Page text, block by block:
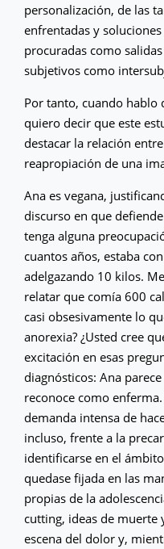
personalización, de las
enfrentadas y
procuradas como
subjetivos como
Por tanto, cuando hablo
quiero decir que este
destacar la relación
reapropiación de una
Ana es vegana,
discurso en que
tenga alguna
cuantos años, estaba
adelgazando 10 kilos.
relatar que comía 600
casi obsesivamente lo
anorexia? ¿Usted cree
excitación en esas
diagnósticos: Ana
reconoce como
demanda intensa de
incluso, frente a la
identificarse en el
quedase fijada en las
propias de la
cutting, ideas de muerte
escena del dolor y,